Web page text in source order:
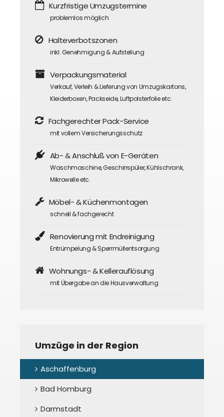
Kurzfristige Umzugstermine
problemlos möglich
Halteverbotszonen
inkl. Genehmigung & Aufstellung
Verpackungsmaterial
Verkauf, Verleih & Lieferung von Umzugskartons,
Kleiderboxen, Packseide, Luftpolsterfolie etc.
Fachgerechter Pack-Service
mit vollem Versicherungsschutz
Ab- & Anschluß von E-Geräten
Waschmaschine, Geschirrspüler, Kühlschrank,
Mikrowelle etc.
Möbel- & Küchenmontagen
schnell & fachgerecht
Renovierung mit Endreinigung
Entrümpelung & Sperrmüllentsorgung
Wohnungs- & Kellerauflösung
mit Übergabe an die Hausverwaltung
Umzüge in der Region
Aschaffenburg
Bad Homburg
Darmstadt